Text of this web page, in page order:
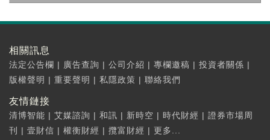
相關訊息
法定公告欄 | 廣告查詢 | 公司介紹 | 專欄邀稿 | 投資者關係 |
版權聲明 | 重要聲明 | 私隱政策 | 聯絡我們
友情鏈接
清博智能 | 艾媒諮詢 | 和訊 | 新時空 | 時代財經 | 證券市場周
刊
| 壹財信 | 權衡財經 | 攬富財經 | 更多...